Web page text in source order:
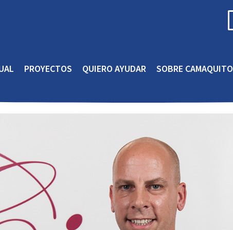
PROYECTOS QUIERO AYUDAR SOBRE CAMAQUITO